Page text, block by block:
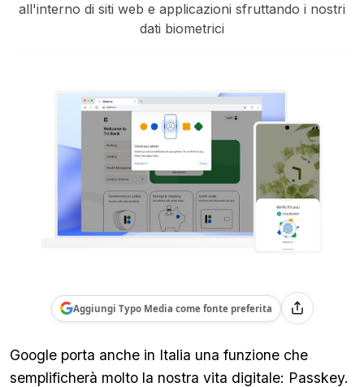
all'interno di siti web e applicazioni sfruttando i nostri
dati biometrici
Aggiungi Typo Media come fonte preferita
Google porta anche in Italia una funzione che
semplificherà molto la nostra vita digitale: Passkey.